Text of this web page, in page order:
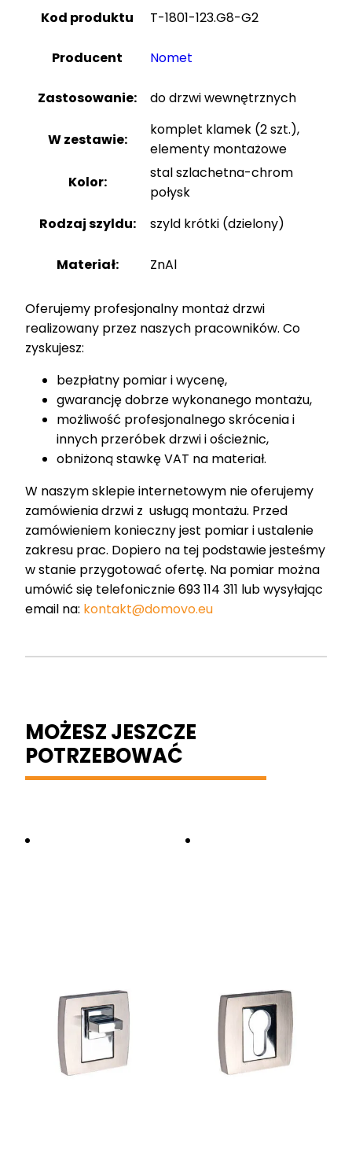
Kod produktu T-1801-123.G8-G2
Producent Nomet
Zastosowanie: do drzwi wewnętrznych
W zestawie:
komplet klamek (2 szt.),
elementy montażowe
Kolor:
stal szlachetna-chrom
połysk
Rodzaj szyldu:
szyld krótki (dzielony)
Materiał: ZnAl
Oferujemy profesjonalny montaż drzwi
realizowany przez naszych pracowników. Co
zyskujesz:
bezpłatny pomiar i wycenę,
gwarancję dobrze wykonanego montażu,
możliwość profesjonalnego skrócenia i
innych przeróbek drzwi i ościeżnic,
obniżoną stawkę VAT na materiał.
W naszym sklepie internetowym nie oferujemy
zamówienia drzwi z usługą montażu. Przed
zamówieniem konieczny jest pomiar i ustalenie
zakresu prac. Dopiero na tej podstawie jesteśmy
w stanie przygotować ofertę. Na pomiar można
umówić się telefonicznie 693 114 311 lub wysyłając
email na: kontakt@domovo.eu
MOŻESZ JESZCZE
POTRZEBOWAĆ